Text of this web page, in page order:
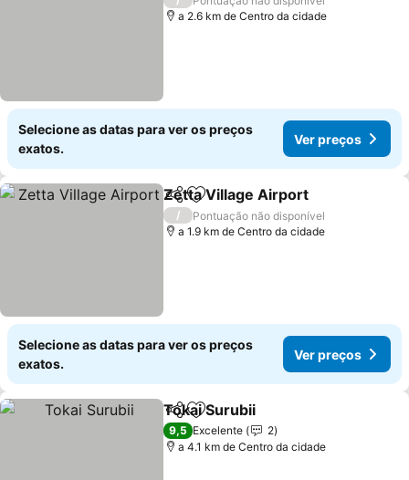
a 2.6 km de Centro da cidade
Selecione as datas para ver os preços
exatos.
Ver preços
PartilharAdicionar aos favoritos
Zetta Village Airport
/
Pontuação não disponível
a 1.9 km de Centro da cidade
Selecione as datas para ver os preços
exatos.
Ver preços
PartilharAdicionar aos favoritos
Tokai Surubii
9,5 Excelente
2
a 4.1 km de Centro da cidade